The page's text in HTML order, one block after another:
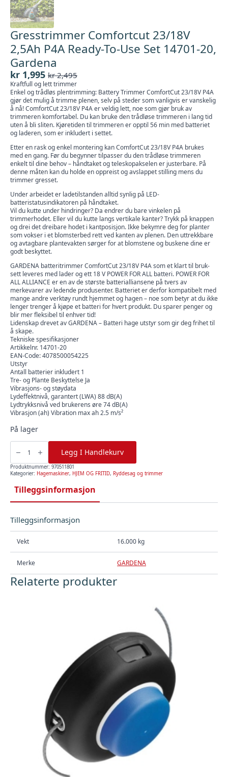
Gresstrimmer Comfortcut 23/18V
2,5Ah P4A Ready-To-Use Set 14701-20,
Gardena
kr2,495
Opprinnelig
pris
var:
kr 2,495.
kr 1,995
Nåværende
pris
er:
kr 1,995.
Kraftfull og lett trimmer
Enkel og trådløs plentrimming: Battery Trimmer ComfortCut 23/18V P4A
gjør det mulig å trimme plenen, selv på steder som vanligvis er vanskelig
å nå! ComfortCut 23/18V P4A er veldig lett, noe som gjør bruk av
trimmeren komfortabel. Du kan bruke den trådløse trimmeren i lang tid
uten å bli sliten. Kjøretiden til trimmeren er opptil 56 min med batteriet
og laderen, som er inkludert i settet.
Etter en rask og enkel montering kan ComfortCut 23/18V P4A brukes
med en gang. Før du begynner tilpasser du den trådløse trimmeren
enkelt til dine behov – håndtaket og teleskopakselen er justerbare. På
denne måten kan du holde en oppreist og avslappet stilling mens du
trimmer gresset.
Under arbeidet er ladetilstanden alltid synlig på LED-
batteristatusindikatoren på håndtaket.
Vil du kutte under hindringer? Da endrer du bare vinkelen på
trimmerhodet. Eller vil du kutte langs vertikale kanter? Trykk på knappen
og drei det dreibare hodet i kantposisjon. Ikke bekymre deg for planter
som vokser i et blomsterbed rett ved kanten av plenen. Den uttrekkbare
og avtagbare plantevakten sørger for at blomstene og buskene dine er
godt beskyttet.
GARDENA batteritrimmer ComfortCut 23/18V P4A som et klart til bruk-
sett leveres med lader og ett 18 V POWER FOR ALL batteri. POWER FOR
ALL ALLIANCE er en av de største batterialliansene på tvers av
merkevarer av ledende produsenter. Batteriet er derfor kompatibelt med
mange andre verktøy rundt hjemmet og hagen – noe som betyr at du ikke
lenger trenger å kjøpe et batteri for hvert produkt. Du sparer penger og
blir mer fleksibel til enhver tid!
Lidenskap drevet av GARDENA – Batteri hage utstyr som gir deg frihet til
å skape.
Tekniske spesifikasjoner
Artikkelnr. 14701-20
EAN-Code: 4078500054225
Utstyr
Antall batterier inkludert 1
Tre- og Plante Beskyttelse Ja
Vibrasjons- og støydata
Lydeffektnivå, garantert (LWA) 88 dB(A)
Lydtrykksnivå ved brukerens øre 74 dB(A)
Vibrasjon (ah) Vibration max ah 2.5 m/s²
På lager
Gresstrimmer
Comfortcut
23/18V
2,5Ah
P4A
Ready-
Use
Set
20,
antall
Legg I Handlekurv
Produktnummer: 970511801
Kategorier: Hagemaskiner, HJEM OG FRITID, Ryddesag og trimmer
Tilleggsinformasjon
Tilleggsinformasjon
Vekt 16.000 kg
Merke GARDENA
Relaterte produkter